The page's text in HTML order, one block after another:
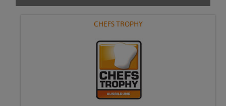
CHEFS TROPHY